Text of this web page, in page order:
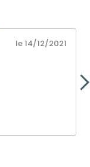
le 14/12/2021